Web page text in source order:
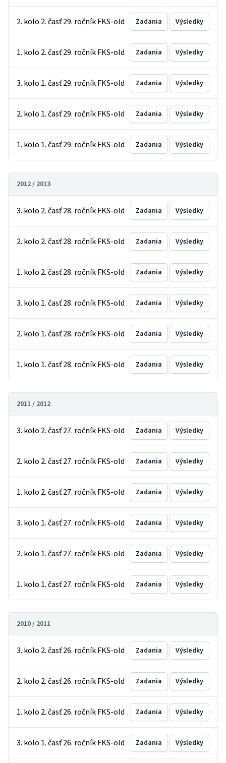
2. kolo 2. časť 29. ročník FKS-old Zadania Výsledky
1. kolo 2. časť 29. ročník FKS-old Zadania Výsledky
3. kolo 1. časť 29. ročník FKS-old Zadania Výsledky
2. kolo 1. časť 29. ročník FKS-old Zadania Výsledky
1. kolo 1. časť 29. ročník FKS-old Zadania Výsledky
2012 / 2013
3. kolo 2. časť 28. ročník FKS-old Zadania Výsledky
2. kolo 2. časť 28. ročník FKS-old Zadania Výsledky
1. kolo 2. časť 28. ročník FKS-old Zadania Výsledky
3. kolo 1. časť 28. ročník FKS-old Zadania Výsledky
2. kolo 1. časť 28. ročník FKS-old Zadania Výsledky
1. kolo 1. časť 28. ročník FKS-old Zadania Výsledky
2011 / 2012
3. kolo 2. časť 27. ročník FKS-old Zadania Výsledky
2. kolo 2. časť 27. ročník FKS-old Zadania Výsledky
1. kolo 2. časť 27. ročník FKS-old Zadania Výsledky
3. kolo 1. časť 27. ročník FKS-old Zadania Výsledky
2. kolo 1. časť 27. ročník FKS-old Zadania Výsledky
1. kolo 1. časť 27. ročník FKS-old Zadania Výsledky
2010 / 2011
3. kolo 2. časť 26. ročník FKS-old Zadania Výsledky
2. kolo 2. časť 26. ročník FKS-old Zadania Výsledky
1. kolo 2. časť 26. ročník FKS-old Zadania Výsledky
3. kolo 1. časť 26. ročník FKS-old Zadania Výsledky